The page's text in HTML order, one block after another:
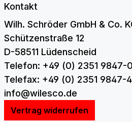
Kontakt
Wilh. Schröder GmbH & Co.
Schützenstraße 12
D-58511 Lüdenscheid
Telefon: +49 (0) 2351 9847-0
Telefax: +49 (0) 2351 9847-
info@wilesco.de
Vertrag widerrufen